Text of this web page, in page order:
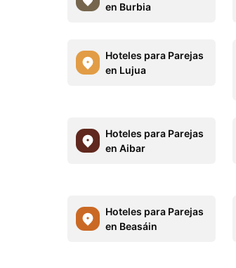
en Burbia
Hoteles para Parejas
en Lujua
Hoteles para Parejas
en Aibar
Hoteles para Parejas
en Beasáin